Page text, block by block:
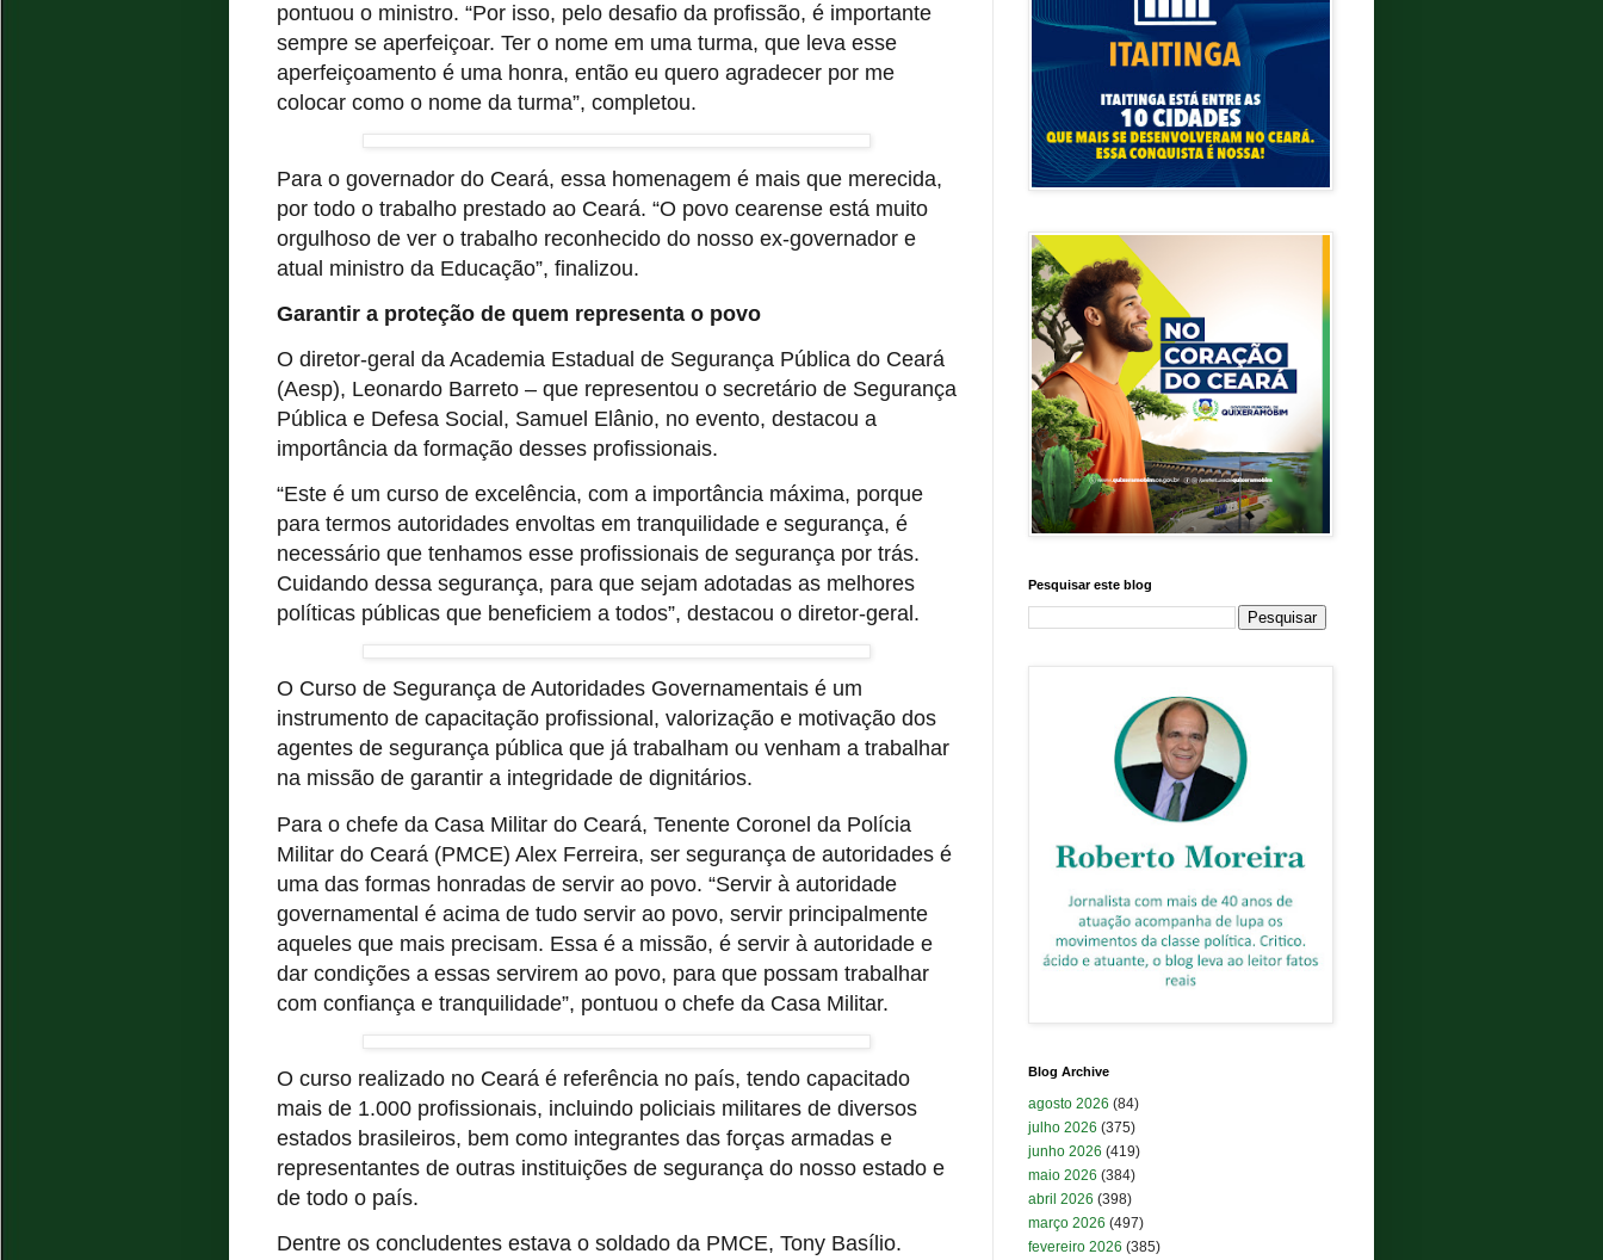
pontuou o ministro. “Por isso, pelo desafio da profissão, é importante
sempre se aperfeiçoar. Ter o nome em uma turma, que leva esse
aperfeiçoamento é uma honra, então eu quero agradecer por me
colocar como o nome da turma”, completou.
Para o governador do Ceará, essa homenagem é mais que merecida,
por todo o trabalho prestado ao Ceará. “O povo cearense está muito
orgulhoso de ver o trabalho reconhecido do nosso ex-governador e
atual ministro da Educação”, finalizou.
Garantir a proteção de quem representa o povo
O diretor-geral da Academia Estadual de Segurança Pública do Ceará
(Aesp), Leonardo Barreto – que representou o secretário de Segurança
Pública e Defesa Social, Samuel Elânio, no evento, destacou a
importância da formação desses profissionais.
“Este é um curso de excelência, com a importância máxima, porque
para termos autoridades envoltas em tranquilidade e segurança, é
necessário que tenhamos esse profissionais de segurança por trás.
Cuidando dessa segurança, para que sejam adotadas as melhores
políticas públicas que beneficiem a todos”, destacou o diretor-geral.
O Curso de Segurança de Autoridades Governamentais é um
instrumento de capacitação profissional, valorização e motivação dos
agentes de segurança pública que já trabalham ou venham a trabalhar
na missão de garantir a integridade de dignitários.
Para o chefe da Casa Militar do Ceará, Tenente Coronel da Polícia
Militar do Ceará (PMCE) Alex Ferreira, ser segurança de autoridades é
uma das formas honradas de servir ao povo. “Servir à autoridade
governamental é acima de tudo servir ao povo, servir principalmente
aqueles que mais precisam. Essa é a missão, é servir à autoridade e
dar condições a essas servirem ao povo, para que possam trabalhar
com confiança e tranquilidade”, pontuou o chefe da Casa Militar.
O curso realizado no Ceará é referência no país, tendo capacitado
mais de 1.000 profissionais, incluindo policiais militares de diversos
estados brasileiros, bem como integrantes das forças armadas e
representantes de outras instituições de segurança do nosso estado e
de todo o país.
Dentre os concludentes estava o soldado da PMCE, Tony Basílio.
Pesquisar este blog
Blog Archive
agosto 2026 (84)
julho 2026 (375)
junho 2026 (419)
maio 2026 (384)
abril 2026 (398)
março 2026 (497)
fevereiro 2026 (385)